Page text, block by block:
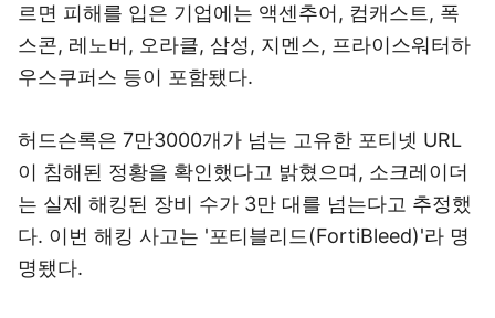
르면 피해를 입은 기업에는 액센추어, 컴캐스트, 폭
스콘, 레노버, 오라클, 삼성, 지멘스, 프라이스워터하
우스쿠퍼스 등이 포함됐다.
허드슨록은 7만3000개가 넘는 고유한 포티넷 URL
이 침해된 정황을 확인했다고 밝혔으며, 소크레이더
는 실제 해킹된 장비 수가 3만 대를 넘는다고 추정했
다. 이번 해킹 사고는 '포티블리드(FortiBleed)'라 명
명됐다.